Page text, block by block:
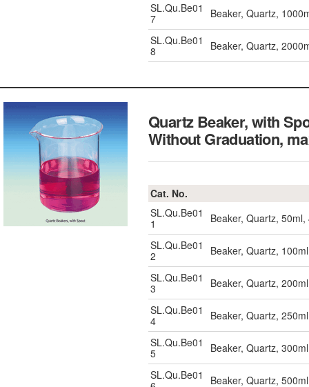
SL.Qu.Be01
7
Beaker, Quartz,
SL.Qu.Be01
8
Beaker, Quartz,
Quartz Beaker, with
Without Graduation,
Cat. No.
SL.Qu.Be01
1
Beaker, Quartz,
SL.Qu.Be01
2
Beaker, Quartz,
SL.Qu.Be01
3
Beaker, Quartz,
SL.Qu.Be01
4
Beaker, Quartz,
SL.Qu.Be01
5
Beaker, Quartz,
SL.Qu.Be01
Beaker, Quartz,